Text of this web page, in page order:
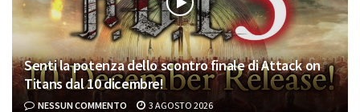
Senti la potenza dello scontro finale di Attack on
Titans dal 10 dicembre!
NESSUN COMMENTO 3 AGOSTO 2026